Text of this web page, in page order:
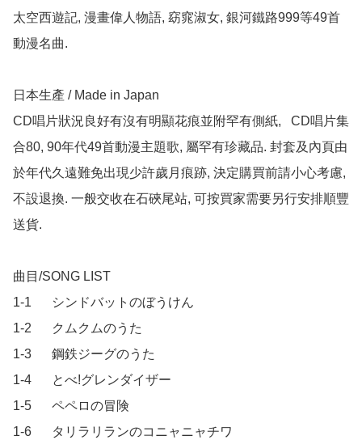
太空西遊記, 漫畫偉人物語, 窈窕淑女, 銀河鐵路999等49首
動漫名曲.
日本生產 / Made in Japan
CD唱片狀況良好有沒有明顯花痕並附罕有側紙,   CD唱片集
合80, 90年代49首動漫主題歌, 屬罕有珍藏品. 封套及內頁由
於年代久遠難免出現少許歲月痕跡, 決定購買前請小心考慮,
不設退換. 一般交收在石硤尾站, 可按買家需要另行安排順豐
送貨.
曲目/SONG LIST
1-1		シンドバットのぼうけん
1-2		クムクムのうた
1-3		鋼鉄ジーグのうた
1-4		とべ!グレンダイザー
1-5		ペペロの冒険
1-6		タリラリランのコニャニャチワ